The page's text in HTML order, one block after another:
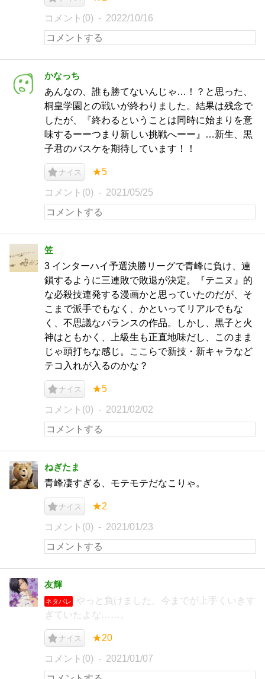
コメント(0) 2022/10/16
かなっち
あんなの、誰も勝てないんじゃ…！？と思った、
桐皇学園との戦いが終わりました。結果は残念で
したが、『終わるということは同時に始まりを意
味するーーつまり新しい挑戦へーー』…新生、黒
子君のバスケを期待しています！！
ナイス ★5
コメント(0) 2021/05/25
笠
3 インターハイ予選決勝リーグで青峰に負け、連
鎖するように三連敗で敗退が決定。『テニヌ』的
な必殺技連発する漫画かと思っていたのだが、そ
こまで派手でもなく、かといってリアルでもな
く、不思議なバランスの作品。しかし、黒子と火
神はともかく、上級生も正直地味だし、このまま
じゃ頭打ちな感じ。ここらで新技・新キャラなど
テコ入れが入るのかな？
ナイス ★5
コメント(0) 2021/02/02
ねぎたま
青峰凄すぎる、モテモテだなこりゃ。
ナイス ★2
コメント(0) 2021/01/23
友輝
ネタバレ
やっと負けました。今までが上手くいきす
ぎていたよな……。
ナイス ★20
コメント(0) 2021/01/07